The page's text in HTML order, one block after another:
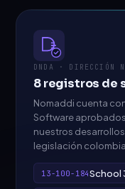
DNDA · DIRECCIÓN
8 registros de
Nomaddi cuenta
Software
nuestros
legislación
13-100-184School